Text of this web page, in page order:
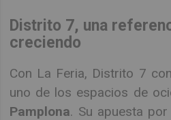
Distrito 7, una
creciendo
Con La Feria, Distrito 7
uno de los espacios de
Pamplona. Su apuesta